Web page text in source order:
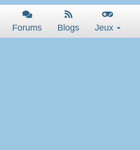
Forums Blogs Jeux